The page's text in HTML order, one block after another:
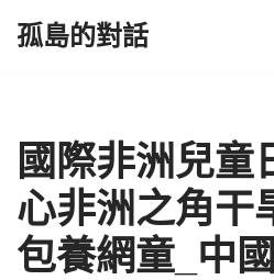
孤島的對話
國際非洲兒童
心非洲之角干
包養網童_中